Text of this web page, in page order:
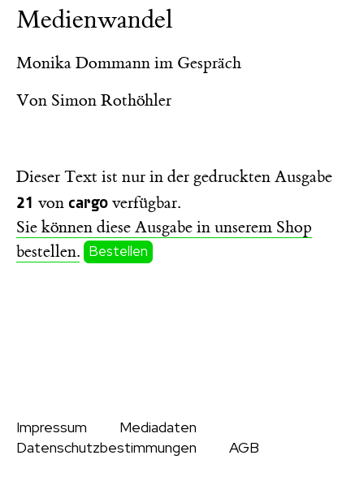
Medienwandel
Monika Dommann im Gespräch
Von Simon Rothöhler
Dieser Text ist nur in der gedruckten Ausgabe
21 von cargo verfügbar.
Sie können diese Ausgabe in unserem Shop
bestellen. Bestellen
Impressum
Mediadaten
Datenschutzbestimmungen
AGB